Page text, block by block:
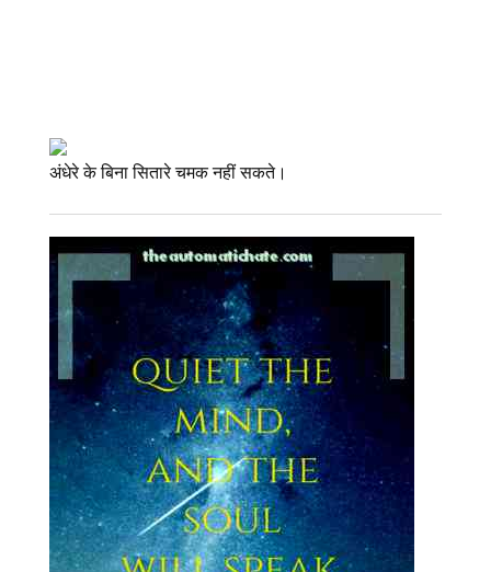
अंधेरे के बिना सितारे चमक नहीं सकते।